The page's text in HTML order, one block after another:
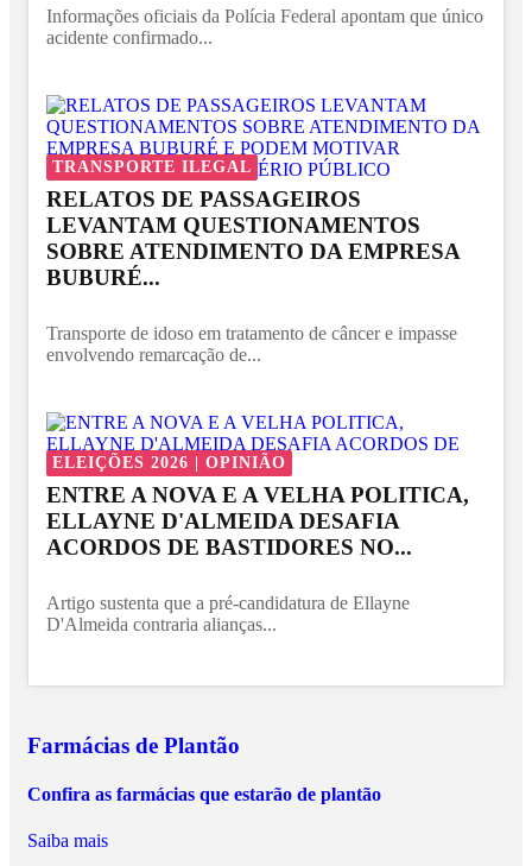
Informações oficiais da Polícia Federal apontam que único
acidente confirmado...
TRANSPORTE ILEGAL
RELATOS DE PASSAGEIROS
LEVANTAM QUESTIONAMENTOS
SOBRE ATENDIMENTO DA EMPRESA
BUBURÉ...
Transporte de idoso em tratamento de câncer e impasse
envolvendo remarcação de...
ELEIÇÕES 2026 | OPINIÃO
ENTRE A NOVA E A VELHA POLITICA,
ELLAYNE D'ALMEIDA DESAFIA
ACORDOS DE BASTIDORES NO...
Artigo sustenta que a pré-candidatura de Ellayne
D'Almeida contraria alianças...
Farmácias de Plantão
Confira as farmácias que estarão de plantão
Saiba mais